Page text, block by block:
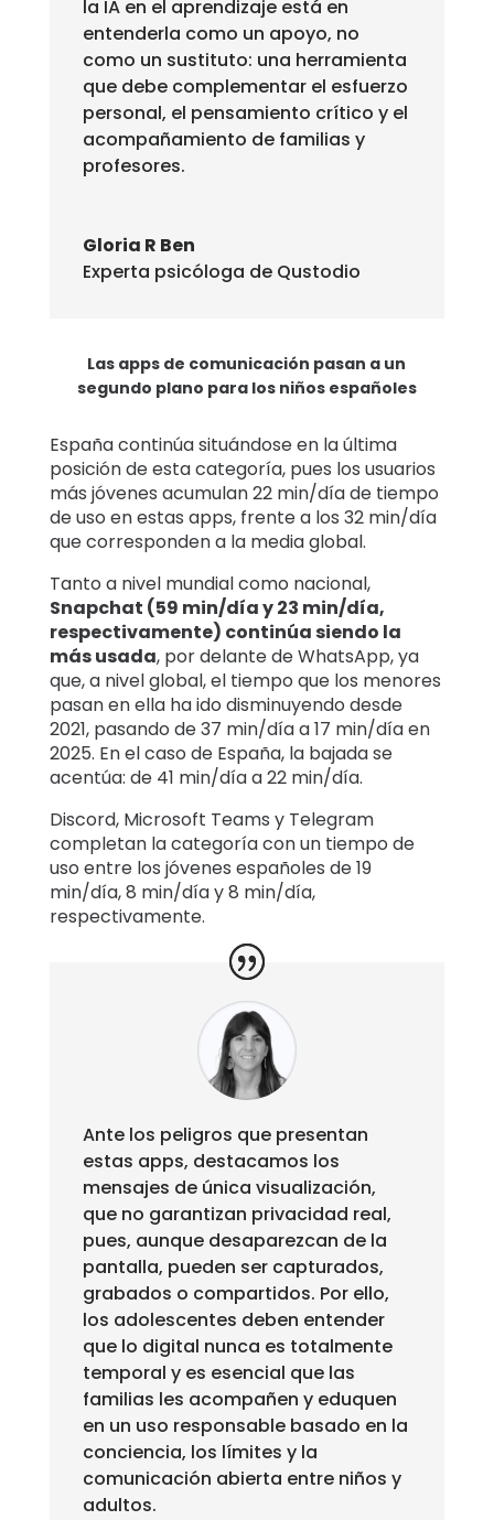
la IA en el aprendizaje está en
entenderla como un apoyo, no
como un sustituto: una herramienta
que debe complementar el esfuerzo
personal, el pensamiento crítico y el
acompañamiento de familias y
profesores.
Gloria R Ben
Experta psicóloga de Qustodio
Las apps de comunicación pasan a un
segundo plano para los niños españoles
España continúa situándose en la última
posición de esta categoría, pues los usuarios
más jóvenes acumulan 22 min/día de tiempo
de uso en estas apps, frente a los 32 min/día
que corresponden a la media global.
Tanto a nivel mundial como nacional,
Snapchat (59 min/día y 23 min/día,
respectivamente) continúa siendo la
más usada, por delante de WhatsApp, ya
que, a nivel global, el tiempo que los menores
pasan en ella ha ido disminuyendo desde
2021, pasando de 37 min/día a 17 min/día en
2025. En el caso de España, la bajada se
acentúa: de 41 min/día a 22 min/día.
Discord, Microsoft Teams y Telegram
completan la categoría con un tiempo de
uso entre los jóvenes españoles de 19
min/día, 8 min/día y 8 min/día,
respectivamente.
Ante los peligros que presentan
estas apps, destacamos los
mensajes de única visualización,
que no garantizan privacidad real,
pues, aunque desaparezcan de la
pantalla, pueden ser capturados,
grabados o compartidos. Por ello,
los adolescentes deben entender
que lo digital nunca es totalmente
temporal y es esencial que las
familias les acompañen y eduquen
en un uso responsable basado en la
conciencia, los límites y la
comunicación abierta entre niños y
adultos.